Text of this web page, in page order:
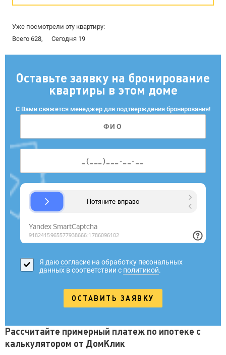
Уже посмотрели эту квартиру:
Всего 628,
Сегодня 19
Оставьте заявку на бронирование
квартиры в этом доме
С Вами свяжется менеджер для подтверждения бронирования!
Я даюсогласие на обработку песональных
данных в соответствии с политикой.
Рассчитайте примерный платеж по ипотеке с
калькулятором от ДомКлик